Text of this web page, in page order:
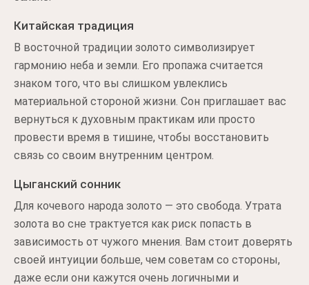
Китайская традиция
В восточной традиции золото символизирует
гармонию неба и земли. Его пропажа считается
знаком того, что вы слишком увлеклись
материальной стороной жизни. Сон приглашает вас
вернуться к духовным практикам или просто
провести время в тишине, чтобы восстановить
связь со своим внутренним центром.
Цыганский сонник
Для кочевого народа золото — это свобода. Утрата
золота во сне трактуется как риск попасть в
зависимость от чужого мнения. Вам стоит доверять
своей интуиции больше, чем советам со стороны,
даже если они кажутся очень логичными и